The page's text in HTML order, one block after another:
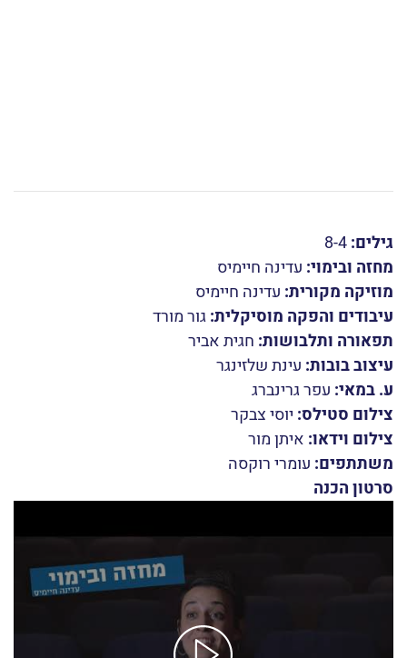
גילים:8-4
מחזה ובימוי: עדינה חיימיס
מוזיקה מקורית: עדינה חיימיס
עיבודים והפקה מוסיקלית:גור מורד
תפאורה ותלבושות: חגית אביר
עיצוב בובות: עינת שלזינגר
ע. במאי: עפר גרינברג
צילום סטילס: יוסי צבקר
צילום וידאו: איתן מור
משתתפים: עומרי רוקסה
סרטון הכנה